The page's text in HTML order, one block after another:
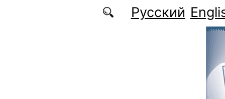
Перейти к основному содержаниюРусский